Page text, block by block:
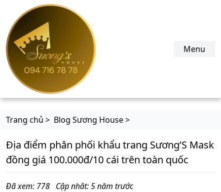
suonghouse.com
Menu
Trang chủ > Blog Sương House >
Địa điểm phân phối khẩu trang Sương’S Mask
đồng giá 100.000đ/10 cái trên toàn quốc
Đã xem: 778 Cập nhât: 5 năm trước